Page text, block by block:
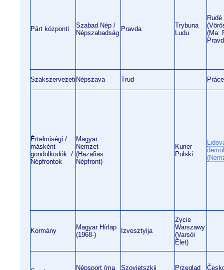
Párt központi
Szabad Nép /
Népszabadság
Pravda
Trybuna
Ludu
(Ma:
Szakszervezeti Népszava Trud
Értelmiségi /
másként
gondolkodók /
Népfrontok
Magyar
Nemzet
(Hazafias
Népfront)
Kurier
Polski
Kormány
Magyar Hírlap
(1968-)
Izvesztyija
Życie
Warszawy
(Varsói
Élet)
Népsport (ma Szovjetszkij Przegląd